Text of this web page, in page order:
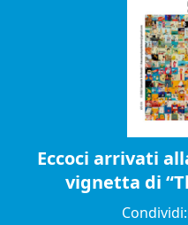
Eccoci arrivati
vignetta di
Condividi: